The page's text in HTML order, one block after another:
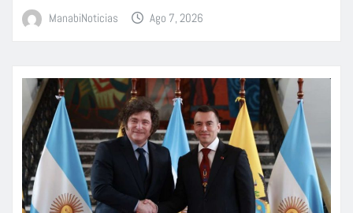
ManabiNoticias Ago 7, 2026